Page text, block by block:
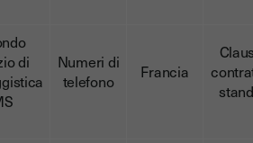
di
Numeri di
telefono
Francia